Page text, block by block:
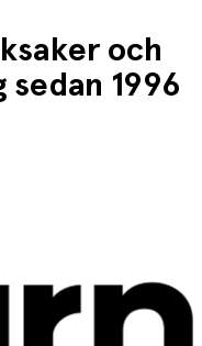
och
sedan 1996